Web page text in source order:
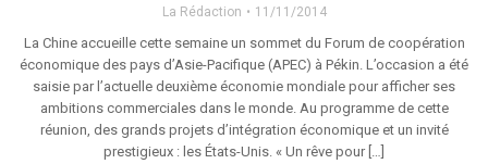
La Rédaction 11/11/2014
La Chine accueille cette semaine un sommet du Forum de coopération
économique des pays d’Asie-Pacifique (APEC) à Pékin. L’occasion a été
saisie par l’actuelle deuxième économie mondiale pour afficher ses
ambitions commerciales dans le monde. Au programme de cette
réunion, des grands projets d’intégration économique et un invité
prestigieux : les États-Unis. « Un rêve pour […]